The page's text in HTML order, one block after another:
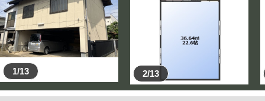
1/13 2/13